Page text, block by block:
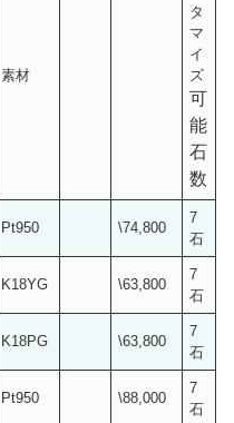
素材
タ
マ
イ
ズ
可
能
石
数
Pt950 \74,800
7
石
K18YG \63,800
7
石
K18PG \63,800
7
石
Pt950 \88,000
7
石